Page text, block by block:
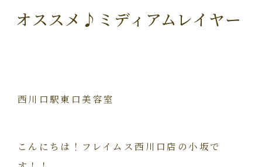
オススメ♪ミディアムレイヤー
西川口駅東口美容室
こんにちは！フレイムス西川口店の小坂で